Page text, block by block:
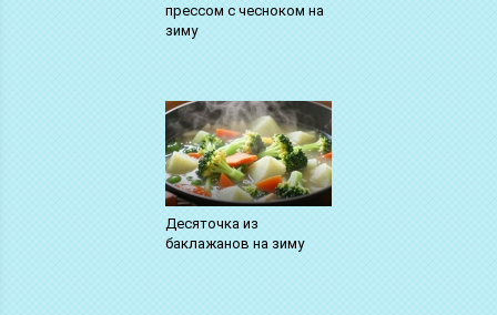
прессом с чесноком на
зиму
Десяточка из
баклажанов на зиму